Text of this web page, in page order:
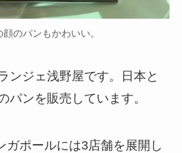
のパンもかわいい。
ンジェ浅野屋です。日本と
パンを販売しています。
ガポールには3店舗を展開し